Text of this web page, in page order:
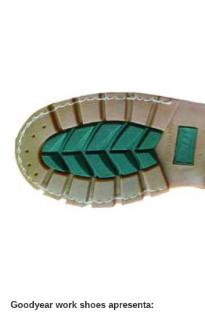
Goodyear work shoes apresenta: